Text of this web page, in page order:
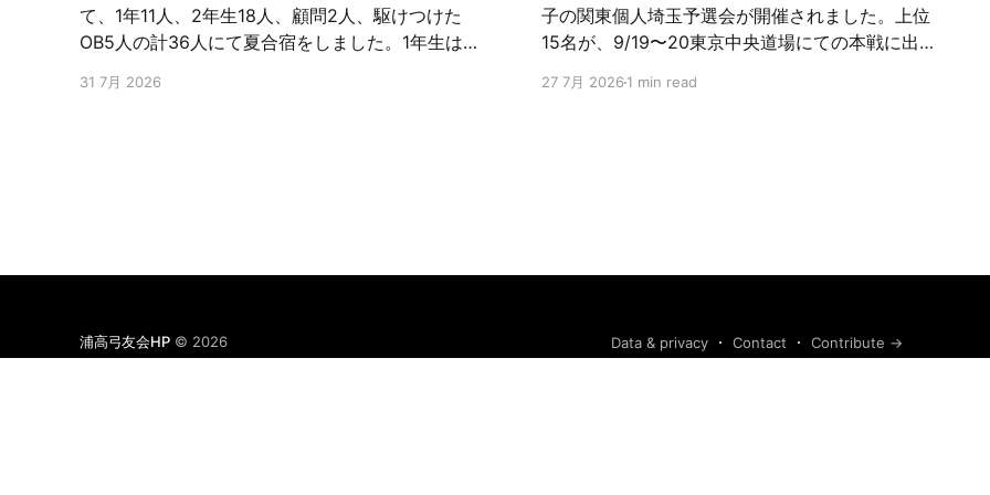
て、1年11人、2年生18人、顧問2人、駆けつけた
OB5人の計36人にて夏合宿をしました。1年生は、
朝から夜まで弓に明け暮れ、またOB含めたトーナ
31 7月 2026
子の関東個人埼玉予選会が開催されました。上位
15名が、9/19〜20東京中央道場にての本戦に出場
の6名が参加。 1次予選にて、浦高弓道部は、3名
27 7月 20261 min read
浦高弓友会HP© 2026 Data & privacy Contact Contribute →